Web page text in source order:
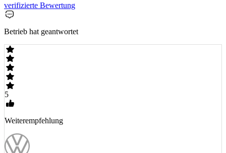
verifizierte Bewertung
Betrieb hat geantwortet
5
Weiterempfehlung